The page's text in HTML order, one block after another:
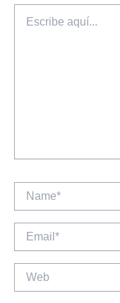
aquí...
Web